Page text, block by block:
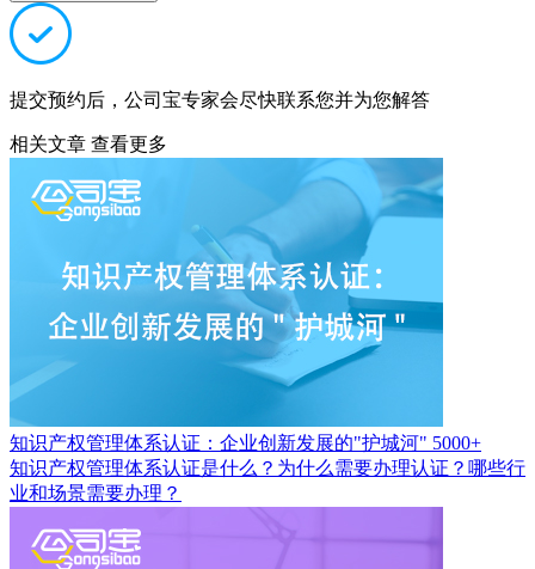
提交预约后，公司宝专家会尽快联系您并为您解答
相关文章 查看更多
知识产权管理体系认证：企业创新发展的"护城河" 5000+
知识产权管理体系认证是什么？为什么需要办理认证？哪些行
业和场景需要办理？